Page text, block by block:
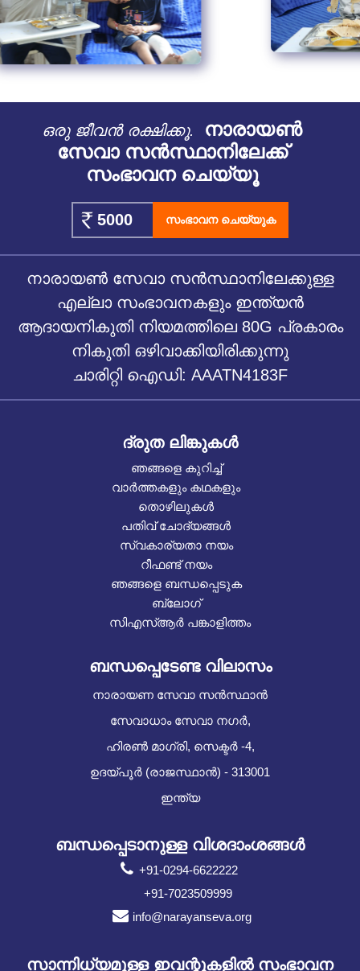
ഒരു ജീവൻ രക്ഷിക്കൂ.
നാരായൺ
സേവാ സൻസ്ഥാനിലേക്ക്
സംഭാവന ചെയ്യൂ
സംഭാവന ചെയ്യുക
നാരായൺ സേവാ സൻസ്ഥാനിലേക്കുള്ള
എല്ലാ സംഭാവനകളും ഇന്ത്യൻ
ആദായനികുതി നിയമത്തിലെ 80G പ്രകാരം
നികുതി ഒഴിവാക്കിയിരിക്കുന്നു
ചാരിറ്റി ഐഡി: AAATN4183F
ദ്രുത ലിങ്കുകൾ
ഞങ്ങളെ കുറിച്ച്
വാർത്തകളും കഥകളും
തൊഴിലുകൾ
പതിവ് ചോദ്യങ്ങൾ
സ്വകാര്യതാ നയം
റീഫണ്ട് നയം
ഞങ്ങളെ ബന്ധപ്പെടുക
ബ്ലോഗ്
സിഎസ്ആർ പങ്കാളിത്തം
ബന്ധപ്പെടേണ്ട വിലാസം
നാരായണ സേവാ സൻസ്ഥാൻ
സേവാധാം സേവാ നഗർ,
ഹിരൺ മാഗ്രി, സെക്ടർ -4,
ഉദയ്പൂർ (രാജസ്ഥാൻ) - 313001
ഇന്ത്യ
ബന്ധപ്പെടാനുള്ള വിശദാംശങ്ങൾ
+91-0294-6622222
+91-7023509999
info@narayanseva.org
സാന്നിധ്യമുള്ള ഇവന്റുകളില്‍ സംഭാവന